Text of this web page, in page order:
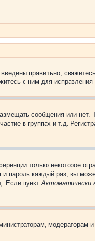
правильно,
с ним для исправления
сообщения или нет.
в группах и т.д.
только некоторое
пароль каждый раз, вы
Если пунктАвтоматически
модераторам